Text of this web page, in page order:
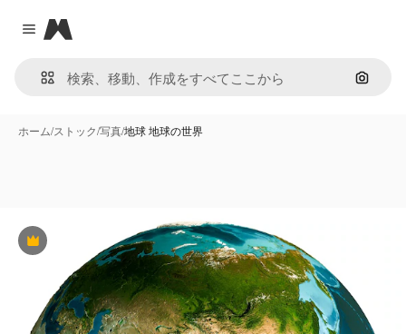
Close menu
Magnific
画像で
ホーム/ストック/写真/地球 地球の世界
Premium